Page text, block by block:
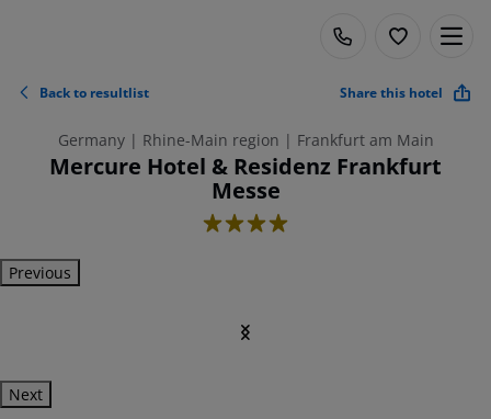
Back to resultlist Share this hotel
Germany | Rhine-Main region | Frankfurt am Main
Mercure Hotel & Residenz Frankfurt
Messe
4
Previous
Next